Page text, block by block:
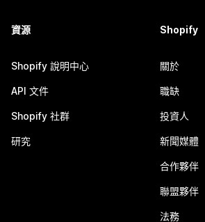
資源
Shopify 說明中心
API 文件
Shopify 社群
研究
Shopify
關於
職缺
投資人
新聞媒體
合作夥伴
聯盟夥伴
法務